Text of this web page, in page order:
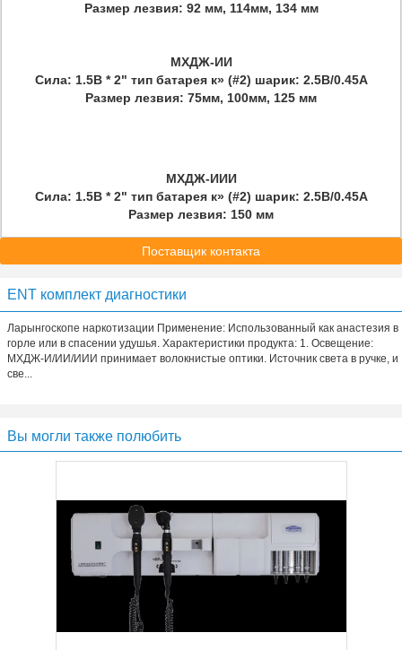
Размер лезвия: 92 мм, 114мм, 134 мм
МХДЖ-ИИ
Сила: 1.5В * 2" тип батарея к» (#2) шарик: 2.5В/0.45А
Размер лезвия: 75мм, 100мм, 125 мм
МХДЖ-ИИИ
Сила: 1.5В * 2" тип батарея к» (#2) шарик: 2.5В/0.45А
Размер лезвия: 150 мм
Поставщик контакта
ENT комплект диагностики
Ларынгоскопе наркотизации Применение: Использованный как анастезия в
горле или в спасении удушья. Характеристики продукта: 1. Освещение:
МХДЖ-И/ИИ/ИИИ принимает волокнистые оптики. Источник света в ручке, и
све...
Вы могли также полюбить